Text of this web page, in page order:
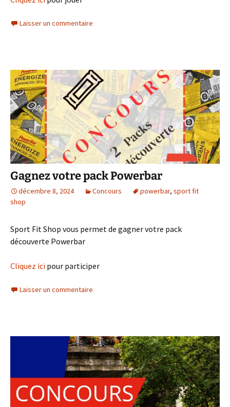
Laisser un commentaire
Gagnez votre pack Powerbar
décembre 8, 2024 Concours powerbar, sport fit
shop
Sport Fit Shop vous permet de gagner votre pack
découverte Powerbar
Cliquez ici pour participer
Laisser un commentaire